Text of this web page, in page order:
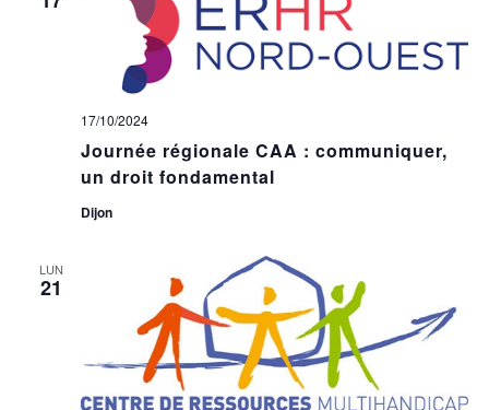
Journée régionale CAA : communiquer,
un droit fondamental
17/10/2024
Dijon
LUN
21